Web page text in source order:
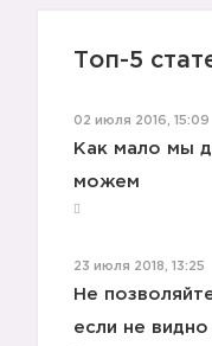
Топ-5
02 июля 2016, 15:09
Как мало мы
можем
23 июля 2018, 13:25
Не
если не